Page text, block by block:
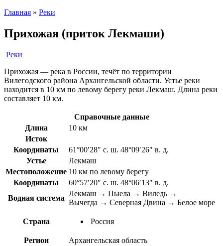
Главная » Реки
Прихожая (приток Лекмаши)
Реки
Прихожая — река в России, течёт по территории
Вилегодского района Архангельской области. Устье реки
находится в 10 км по левому берегу реки Лекмаш. Длина реки
составляет 10 км.
Справочные данные
Длина
10 км
Исток
Координаты
61°00′28″ с. ш. 48°09′26″ в. д.
Устье
Лекмаш
Местоположение 10 км по левому берегу
Координаты
60°57′20″ с. ш. 48°06′13″ в. д.
Водная система
Лекмаш → Пыела → Виледь →
Вычегда → Северная Двина → Белое море
Страна Россия
Регион
Архангельская область